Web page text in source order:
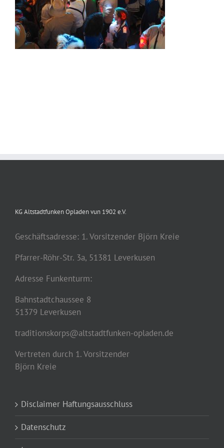
KG Altstadtfunken Opladen vun 1902 e.V.
Geschäftsadresse: 1. Vorsitzender Björn Kreie
Pfarrer-Röhr-Str. 3a, 51381 Leverkusen
Adresse Funkenturm:
Bahnstadtchaussee 8
51379 Leverkusen
traditionskorps@altstadtfunken-opladen.de
Vertreten durch 1. Vorsitzender
Björn Kreie
Disclaimer Haftungsausschluss
Datenschutz